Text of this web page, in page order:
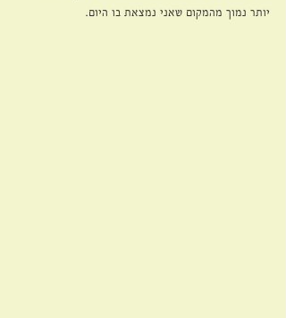
יותר נמוך מהמקום שאני נמצאת בו היום.